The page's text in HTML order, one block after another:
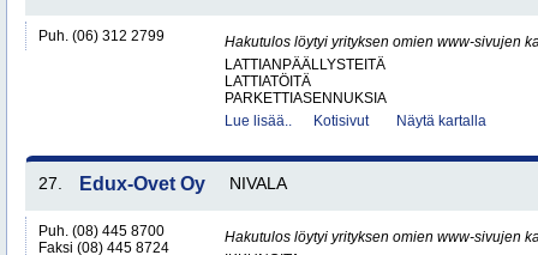
Puh. (06) 312 2799
Hakutulos löytyi yrityksen omien www-sivujen
LATTIANPÄÄLLYSTEITÄ
LATTIATÖITÄ
PARKETTIASENNUKSIA
Lue lisää..
Kotisivut Näytä kartalla
27. Edux-Ovet Oy NIVALA
Puh. (08) 445 8700
Faksi (08) 445 8724
Hakutulos löytyi yrityksen omien www-sivujen